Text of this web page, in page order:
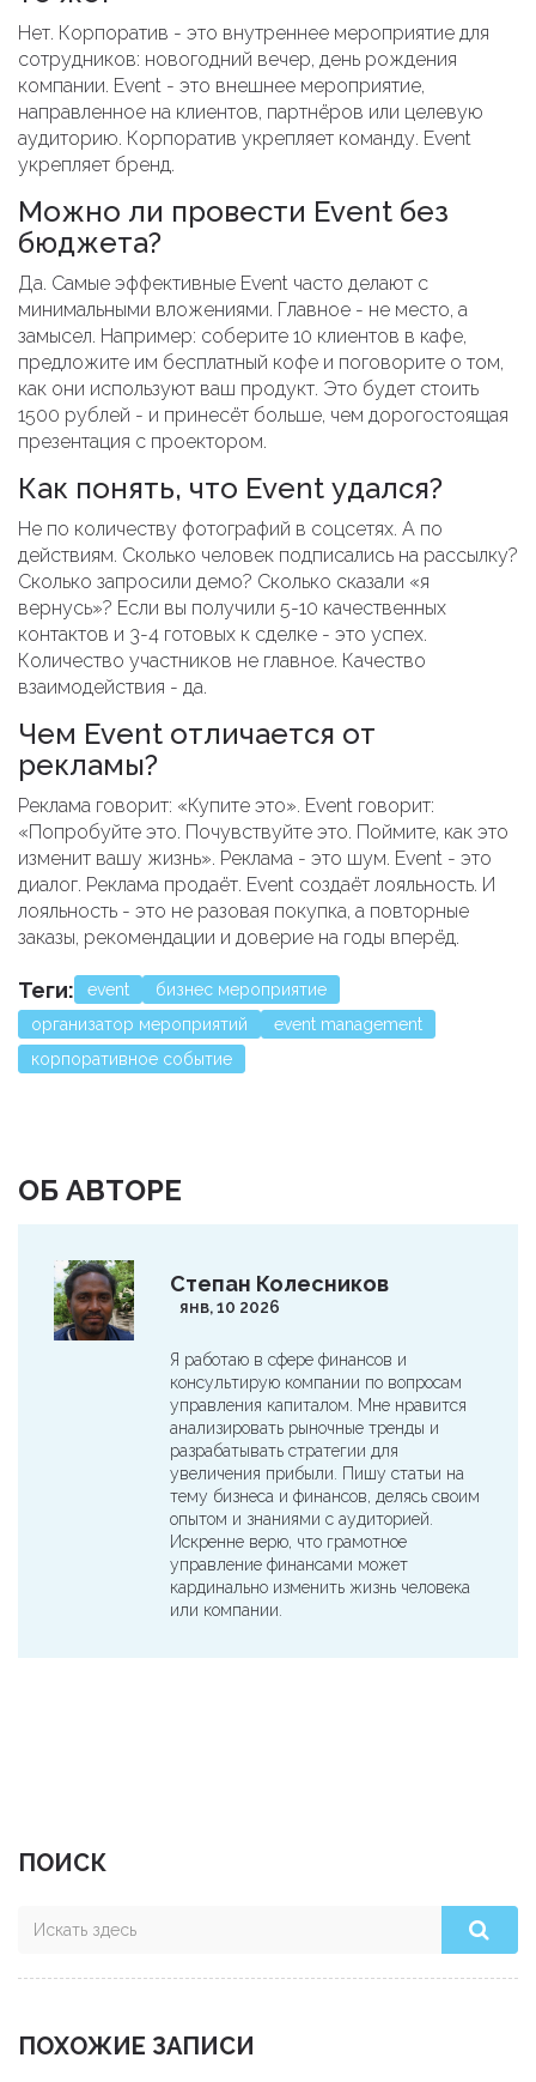
Нет. Корпоратив - это внутреннее мероприятие для
сотрудников: новогодний вечер, день рождения
компании. Event - это внешнее мероприятие,
направленное на клиентов, партнёров или целевую
аудиторию. Корпоратив укрепляет команду. Event
укрепляет бренд.
Можно ли провести Event без
бюджета?
Да. Самые эффективные Event часто делают с
минимальными вложениями. Главное - не место, а
замысел. Например: соберите 10 клиентов в кафе,
предложите им бесплатный кофе и поговорите о том,
как они используют ваш продукт. Это будет стоить
1500 рублей - и принесёт больше, чем дорогостоящая
презентация с проектором.
Как понять, что Event удался?
Не по количеству фотографий в соцсетях. А по
действиям. Сколько человек подписались на рассылку?
Сколько запросили демо? Сколько сказали «я
вернусь»? Если вы получили 5-10 качественных
контактов и 3-4 готовых к сделке - это успех.
Количество участников не главное. Качество
взаимодействия - да.
Чем Event отличается от
рекламы?
Реклама говорит: «Купите это». Event говорит:
«Попробуйте это. Почувствуйте это. Поймите, как это
изменит вашу жизнь». Реклама - это шум. Event - это
диалог. Реклама продаёт. Event создаёт лояльность. И
лояльность - это не разовая покупка, а повторные
заказы, рекомендации и доверие на годы вперёд.
Теги: event
бизнес мероприятие
организатор мероприятий
event management
корпоративное событие
ОБ АВТОРЕ
Степан Колесников
янв, 10 2026
Я работаю в сфере финансов и
консультирую компании по вопросам
управления капиталом. Мне нравится
анализировать рыночные тренды и
разрабатывать стратегии для
увеличения прибыли. Пишу статьи на
тему бизнеса и финансов, делясь своим
опытом и знаниями с аудиторией.
Искренне верю, что грамотное
управление финансами может
кардинально изменить жизнь человека
или компании.
ПОИСК
ПОХОЖИЕ ЗАПИСИ